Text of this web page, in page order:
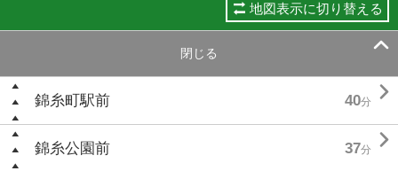
地図表示に切り替える
閉じる 
錦糸町駅前 40分 
錦糸公園前 37分 